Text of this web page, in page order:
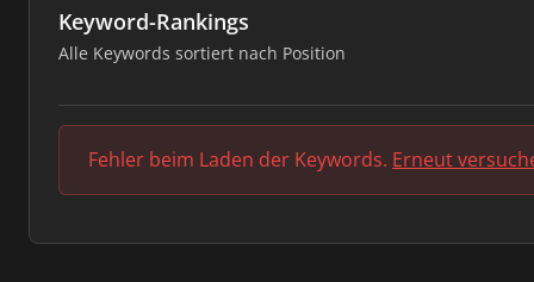
Keyword-Rankings
Alle Keywords sortiert nach Position
Fehler beim Laden der Keywords. Erneut